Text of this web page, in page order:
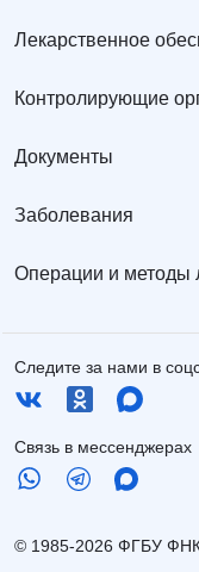
Лекарственное
Контролирующие
Документы
Заболевания
Операции и методы
Следите за нами в
Связь в мессенджерах
© 1985-2026 ФГБУ